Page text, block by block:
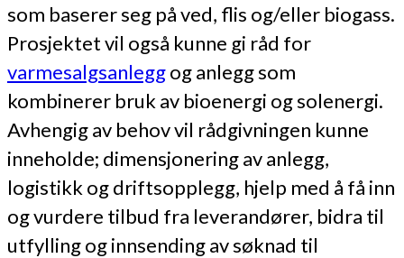
som baserer seg på ved, flis og/eller biogass.
Prosjektet vil også kunne gi råd for
varmesalgsanleggog anlegg som
kombinerer bruk av bioenergi og solenergi.
Avhengig av behov vil rådgivningen kunne
inneholde; dimensjonering av anlegg,
logistikk og driftsopplegg, hjelp med å få inn
og vurdere tilbud fra leverandører, bidra til
utfylling og innsending av søknad til